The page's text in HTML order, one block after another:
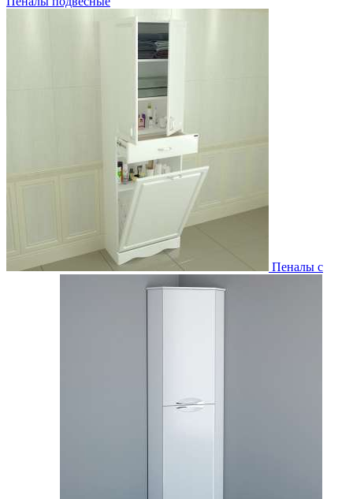
Пеналы с